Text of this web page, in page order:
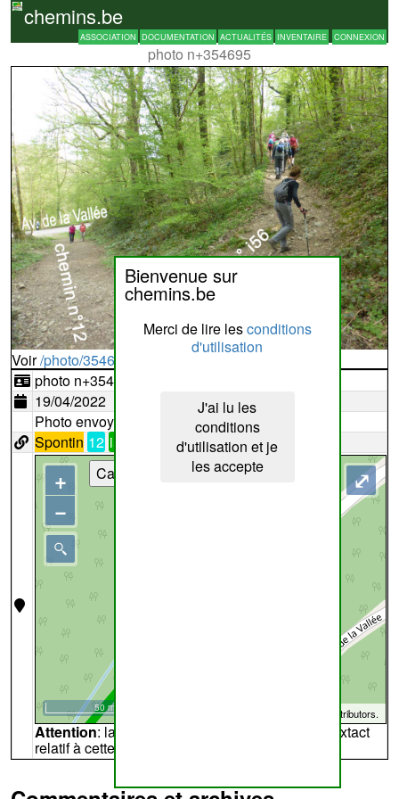
chemins.be
ASSOCIATION DOCUMENTATION ACTUALITÉS INVENTAIRE CONNEXION
photo n+354695
Bienvenue sur
chemins.be
Merci de lire lesconditions
d'utilisation
J'ai lu les
conditions
d'utilisation et je
les accepte
Voir/photo/354695?typ=d
photo n+354695
19/04/2022
Photo envoyée par
Raculot
Spontin 12 i56
contributors.
50 m
+
−
⤢
Cartes
Attention: la carte peut ne pas refléter l'endroit extact
relatif à cette archive